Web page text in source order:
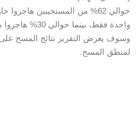
حوالي 62% من المستجيبين هاجروا
واحدة فقط، بينما حوالي 30% هاجروا مرتين..
وسوف يعرض التقرير نتائج المسح على
لمنطق المسح.